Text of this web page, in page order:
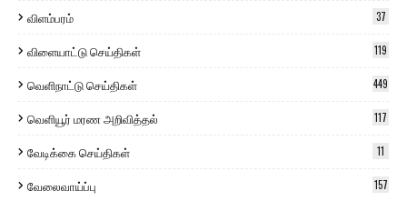
விளம்பரம் 37
விளையாட்டு செய்திகள் 119
வெளிநாட்டு செய்திகள் 449
வெளியூர் மரண அறிவித்தல் 117
வேடிக்கை செய்திகள் 11
வேலைவாய்ப்பு 157